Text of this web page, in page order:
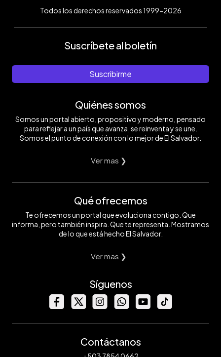
Todos los derechos reservados 1999-2026
Suscríbete al boletín
Suscribirme
Quiénes somos
Somos un portal abierto, propositivo y moderno, pensado
para reflejar a un país que avanza, se reinventa y se une.
Somos el punto de conexión con lo mejor de El Salvador.
Ver mas ❯
Qué ofrecemos
Te ofrecemos un portal que evoluciona contigo. Que
informa, pero también inspira. Que te representa. Mostramos
de lo que está hecho El Salvador.
Ver mas ❯
Síguenos
Contáctanos